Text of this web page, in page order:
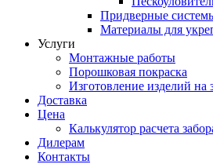
Придверные
Материалы для
Услуги
Монтажные работы
Порошковая покраска
Изготовление изделий на
Доставка
Цена
Калькулятор расчета
Дилерам
Контакты